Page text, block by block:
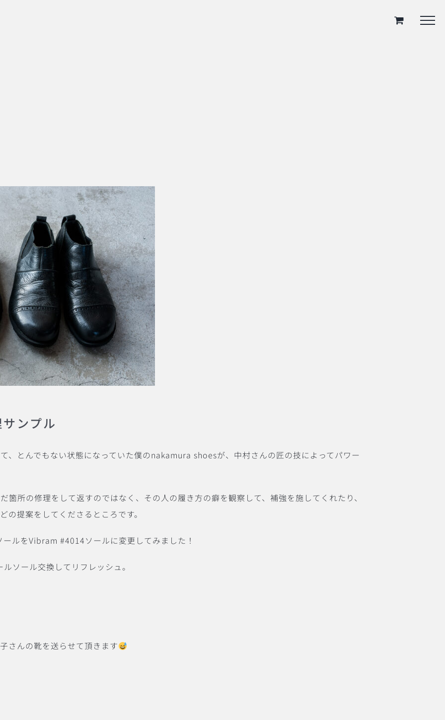
ンプル
、とんでもない状態になっていた僕のnakamura shoesが、中村さんの匠の技によってパワー
箇所の修理をして返すのではなく、その人の履き方の癖を観察して、補強を施してくれたり、
の提案をしてくださるところです。
ルをVibram #4014ソールに変更してみました！
ソール交換してリフレッシュ。
さんの靴を送らせて頂きます